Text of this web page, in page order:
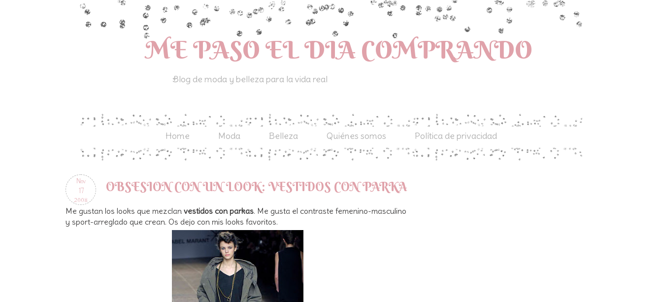
ME PASO EL DIA COMPRANDO
Blog de moda y belleza para la vida real
Home Moda Belleza Quiénes somos Política de privacidad
Nov
17
2008
OBSESION CON UN LOOK: VESTIDOS CON PARKA
Me gustan los looks que mezclan vestidos con parkas. Me gusta el contraste femenino-masculino
y sport-arreglado que crean. Os dejo con mis looks favoritos.